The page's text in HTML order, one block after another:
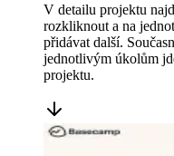
V detailu projektu
rozkliknout a na
přidávat další.
jednotlivým úkolům
projektu.